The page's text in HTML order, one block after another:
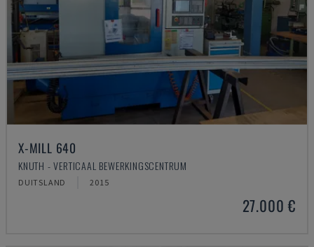
X-MILL 640
KNUTH - VERTICAAL BEWERKINGSCENTRUM
DUITSLAND 2015
27.000 €